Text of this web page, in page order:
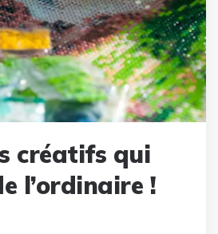
créatifs qui
l’ordinaire !